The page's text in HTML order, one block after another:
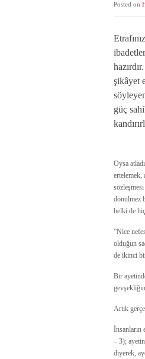
Posted on
şikâyet
güç
Oysa
ertelemek,
dönülmez
belki de
”Nice
olduğun
de ikinci
Bir
Artık
İnsanların
– 3);
diyerek,